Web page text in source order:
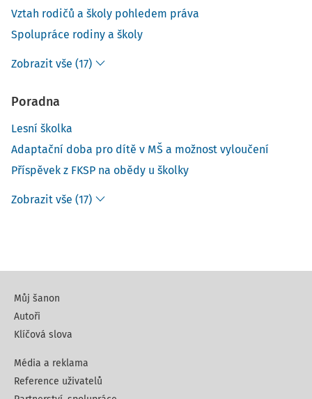
Vztah rodičů a školy pohledem práva
Spolupráce rodiny a školy
Zobrazit vše (17)
Poradna
Lesní školka
Adaptační doba pro dítě v MŠ a možnost vyloučení
Příspěvek z FKSP na obědy u školky
Zobrazit vše (17)
Můj šanon
Autoři
Klíčová slova
Média a reklama
Reference uživatelů